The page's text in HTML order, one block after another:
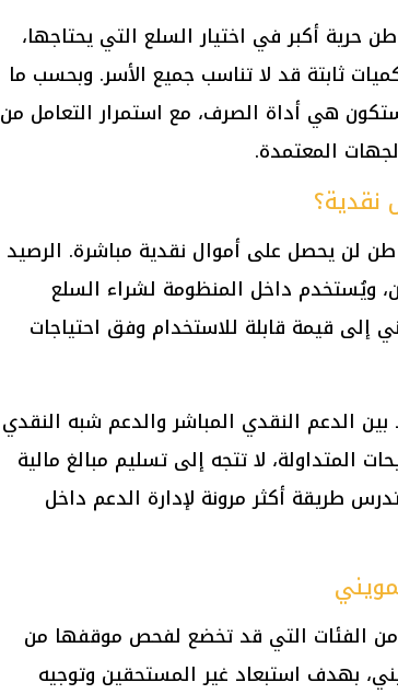
حرية أكبر في اختيار السلع التي يحتاجها،
ثابتة قد لا تناسب جميع الأسر. وبحسب ما
هي أداة الصرف، مع استمرار التعامل من
المعتمدة.
لن يحصل على أموال نقدية مباشرة. الرصيد
ويُستخدم داخل المنظومة لشراء السلع
إلى قيمة قابلة للاستخدام وفق احتياجات
الدعم النقدي المباشر والدعم شبه النقدي
المتداولة، لا تتجه إلى تسليم مبالغ مالية
طريقة أكثر مرونة لإدارة الدعم داخل
من الفئات التي قد تخضع لفحص موقفها من
بهدف استبعاد غير المستحقين وتوجيه